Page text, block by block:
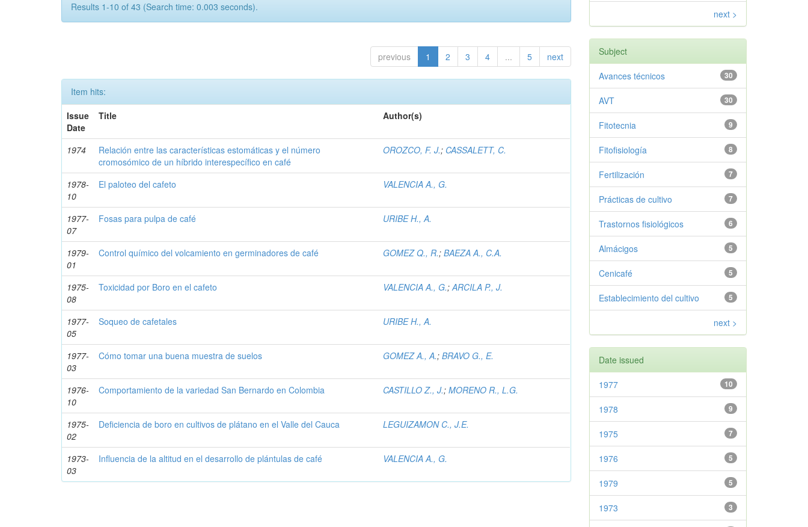
Results 1-10 of 43 (Search time: 0.003 seconds).
previous 1 2 3 4 ... 5 next
Item hits:
Issue
Date
Title Author(s)
1974
Relación entre las características estomáticas y el número
cromosómico de un híbrido interespecífico en café
OROZCO, F. J.; CASSALETT, C.
1978-
10
El paloteo del cafeto VALENCIA A., G.
1977-
07
Fosas para pulpa de café URIBE H., A.
1979-
01
Control químico del volcamiento en germinadores de café GOMEZ Q., R.;BAEZA A., C.A.
1975-
08
Toxicidad por Boro en el cafeto VALENCIA A., G.;ARCILA P., J.
1977-
05
Soqueo de cafetales URIBE H., A.
1977-
03
Cómo tomar una buena muestra de suelos GOMEZ A., A.;BRAVO G., E.
1976-
10
Comportamiento de la variedad San Bernardo en Colombia CASTILLO Z., J.;MORENO R., L.G.
1975-
02
Deficiencia de boro en cultivos de plátano en el Valle del Cauca LEGUIZAMON C., J.E.
1973-
03
Influencia de la altitud en el desarrollo de plántulas de café VALENCIA A., G.
next >
Subject
30
Avances técnicos
30
AVT
9
Fitotecnia
8
Fitofisiología
7
Fertilización
7
Prácticas de cultivo
6
Trastornos fisiológicos
5
Almácigos
5
Cenicafé
5
Establecimiento del cultivo
next >
Date issued
10
1977
9
1978
7
1975
5
1976
5
1979
3
1973